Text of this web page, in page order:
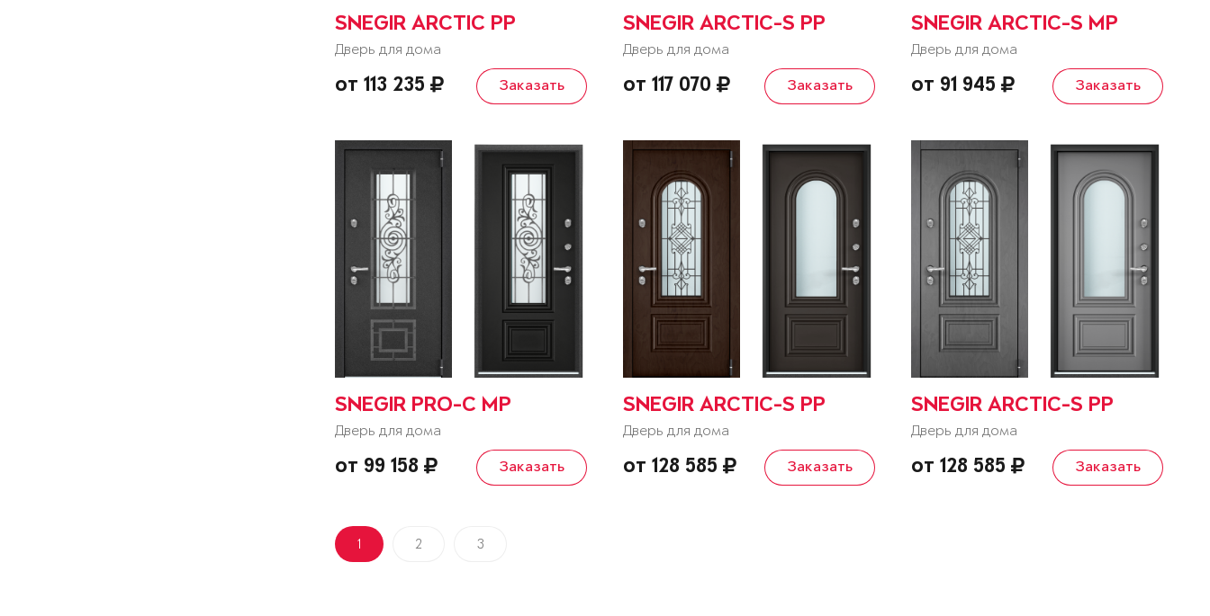
SNEGIR ARCTIC PP
Дверь для дома
от 113 235 Заказать
SNEGIR ARCTIC-S PP
Дверь для дома
от 117 070 Заказать
SNEGIR ARCTIC-S MP
Дверь для дома
от 91 945 Заказать
SNEGIR PRO-C MP
Дверь для дома
от 99 158 Заказать
SNEGIR ARCTIC-S PP
Дверь для дома
от 128 585 Заказать
SNEGIR ARCTIC-S PP
Дверь для дома
от 128 585 Заказать
1 2 3